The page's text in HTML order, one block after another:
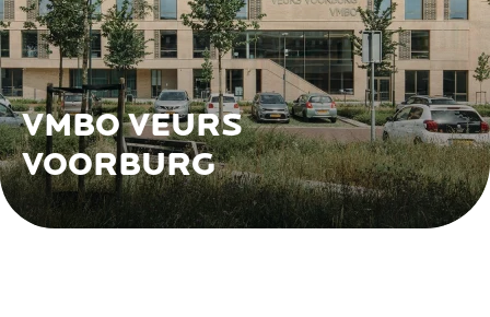
VMBO VEURS
VOORBURG